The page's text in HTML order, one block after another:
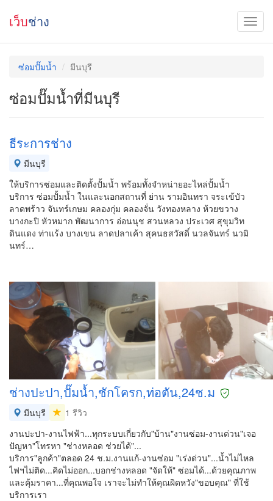
เว็บช่าง
ซ่อมปั๊มน้ำ มีนบุรี
ซ่อมปั๊มน้ำที่มีนบุรี
ธีระการช่าง
มีนบุรี
ให้บริการซ่อมและติดตั้งปั้มน้ำ พร้อมทั้งจำหน่ายอะไหล่ปั้มน้ำ
บริการ ซ่อมปั้มน้ำ ในและนอกสถานที่ ย่าน รามอินทรา จระเข้บัว
ลาดพร้าว จันทร์เกษม คลองกุ่ม คลองจั่น วังทองหลาง ห้วยขวาง
บางกะปิ หัวหมาก พัฒนาการ อ่อนนุช สวนหลวง ประเวศ สุขุมวิท
ดินแดง ท่าแร้ง บางเขน ลาดปลาเค้า สุคนธสวัสดิ์ นวลจันทร์ นวมิ
นทร์…
ช่างปะปา,ปั๊มน้ำ,ชักโครก,ท่อตัน,24ช.ม
มีนบุรี
1 รีวิว
งานปะปา-งานไฟฟ้า...ทุกระบบเกี่ยวกับ"บ้าน"งานซ่อม-งานด่วน"เจอ
ปัญหา"โทรหา "ช่างหลอด ช่วยได้"...
บริการ"ลูกค้า"ตลอด 24 ช.ม.งานแก้-งานซ่อม "เร่งด่วน"...น้ำไม่ไหล
ไฟฯไม่ติด...คิดไม่ออก...บอกช่างหลอด "จัดให้" ซ่อมได้...ด้วยคุณภาพ
และคุ้มราคา...ที่คุณพอใจ เราจะไม่ทำให้คุณผิดหวัง"ขอบคุณ" ที่ใช้
บริการเรา